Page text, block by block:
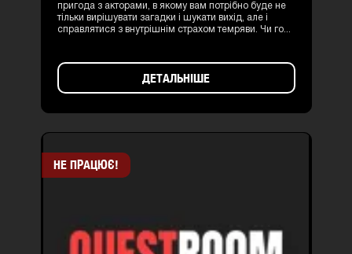
пригода з акторами, в якому вам потрібно буде не
тільки вирішувати загадки і шукати вихід, але і
справлятися з внутрішнім страхом темряви. Чи го...
ДЕТАЛЬНІШЕ
НЕ ПРАЦЮЄ!